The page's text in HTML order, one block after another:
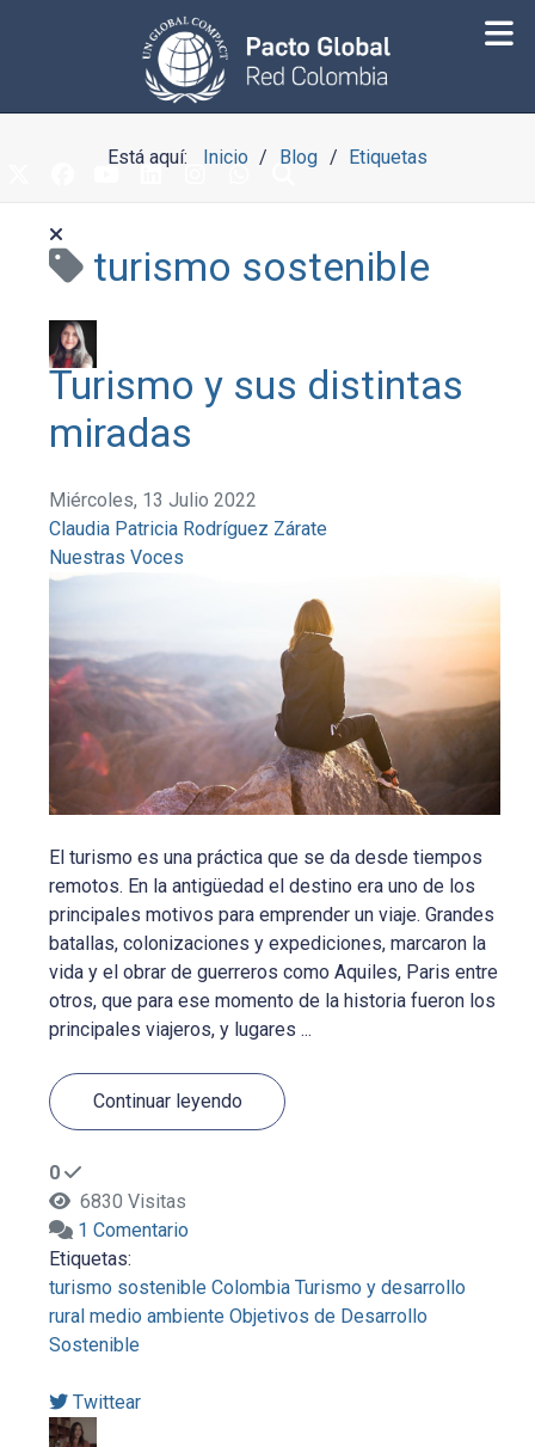
Está aquí: Inicio Blog Etiquetas
turismo sostenible
Turismo y sus distintas
miradas
Miércoles, 13 Julio 2022
Claudia Patricia Rodríguez Zárate
Nuestras Voces
El turismo es una práctica que se da desde tiempos
remotos. En la antigüedad el destino era uno de los
principales motivos para emprender un viaje. Grandes
batallas, colonizaciones y expediciones, marcaron la
vida y el obrar de guerreros como Aquiles, Paris entre
otros, que para ese momento de la historia fueron los
principales viajeros, y lugares ...
Continuar leyendo
0
6830 Visitas
1 Comentario
Etiquetas:
turismo sostenible Colombia Turismo y desarrollo
rural medio ambiente Objetivos de Desarrollo
Sostenible
Twittear